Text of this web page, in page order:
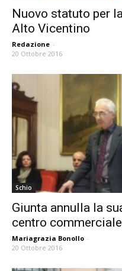
Nuovo statuto per
Alto Vicentino
Redazione -
20 Ottobre 2016
Schio
Giunta annulla la
centro
Mariagrazia Bonollo -
20 Ottobre 2016